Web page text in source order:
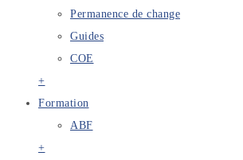
Permanence de change
Guides
COE
+
Formation
ABF
+